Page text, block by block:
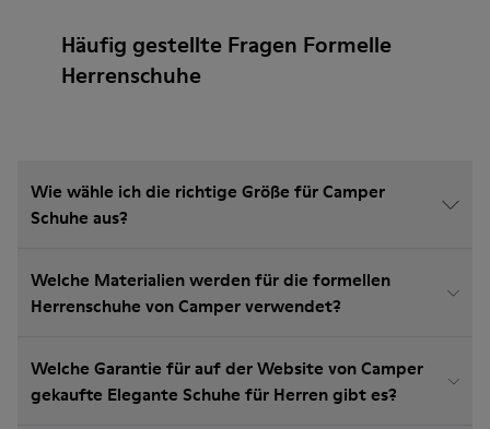
Häufig gestellte Fragen Formelle
Herrenschuhe
Wie wähle ich die richtige Größe für Camper
Schuhe aus?
Welche Materialien werden für die formellen
Herrenschuhe von Camper verwendet?
Welche Garantie für auf der Website von Camper
gekaufte Elegante Schuhe für Herren gibt es?